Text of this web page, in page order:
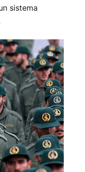
sistema